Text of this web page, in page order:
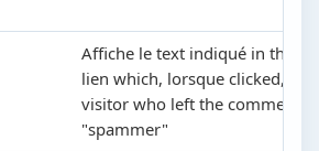
Affiche le text indiqué in the
lien which, lorsque clicked,
visitor who left the
"spammer"